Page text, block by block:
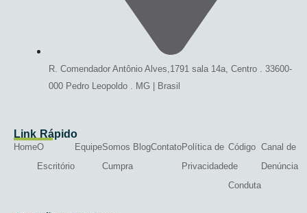
R. Comendador Antônio Alves,1791 sala 14a, Centro . 33600-
000 Pedro Leopoldo . MG | Brasil
Link Rápido
HomeO
Escritório
EquipeSomos
Cumpra
BlogContatoPolítica de
Privacidade
Código
de
Conduta
Canal de
Denúncia